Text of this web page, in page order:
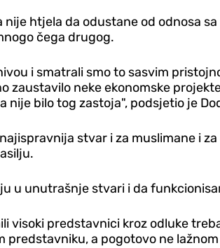
htjela da odustane od odnosa
čega drugog.
i smatrali smo to sasvim
zaustavilo neke ekonomske
bilo tog zastoja", podsjetio je
stvar i za muslimane i
u unutrašnje stvari i da
visoki predstavnici kroz odluke
predstavniku, a pogotovo ne